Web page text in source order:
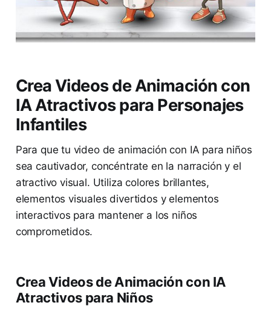
Crea Videos de Animación con
IA Atractivos para Personajes
Infantiles
Para que tu video de animación con IA para niños
sea cautivador, concéntrate en la narración y el
atractivo visual. Utiliza colores brillantes,
elementos visuales divertidos y elementos
interactivos para mantener a los niños
comprometidos.
Crea Videos de Animación con IA
Atractivos para Niños